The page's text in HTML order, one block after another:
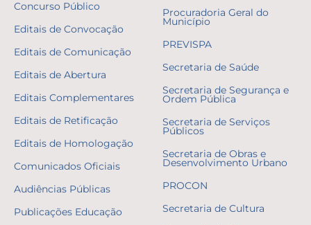
Concurso Público
Editais de Convocação
Editais de Comunicação
Editais de Abertura
Editais Complementares
Editais de Retificação
Editais de Homologação
Comunicados Oficiais
Audiências Públicas
Publicações Educação
Procuradoria Geral do
Município
PREVISPA
Secretaria de Saúde
Secretaria de Segurança e
Ordem Pública
Secretaria de Serviços
Públicos
Secretaria de Obras e
Desenvolvimento Urbano
PROCON
Secretaria de Cultura